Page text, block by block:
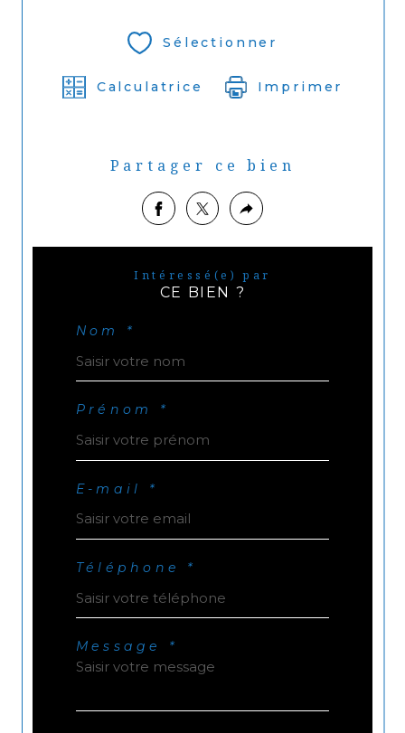
Sélectionner
Calculatrice Imprimer
Partager ce bien
Intéressé(e) par
CE BIEN ?
Nom *
Prénom *
E-mail *
Téléphone *
Message *